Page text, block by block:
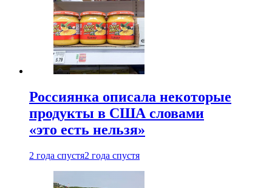
Россиянка описала некоторые
продукты в США словами
«это есть нельзя»
2 года спустя2 года спустя